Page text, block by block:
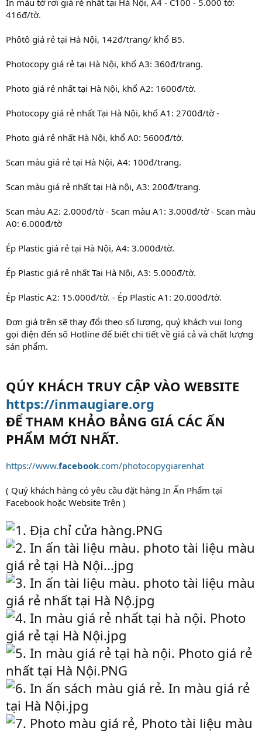
In màu tờ rơi giá rẻ nhất tại Hà Nội, A4 - C100 - 5.000 tờ:
416đ/tờ.
Phôtô giá rẻ tại Hà Nội, 142đ/trang/ khổ B5.
Photocopy giá rẻ tại Hà Nội, khổ A3: 360đ/trang.
Photo giá rẻ nhất tại Hà Nội, khổ A2: 1600đ/tờ.
Photocopy giá rẻ nhất Tại Hà Nội, khổ A1: 2700đ/tờ -
Photo giá rẻ nhất Hà Nội, khổ A0: 5600đ/tờ.
Scan màu giá rẻ tại Hà Nội, A4: 100đ/trang.
Scan màu giá rẻ nhất tại Hà nội, A3: 200đ/trang.
Scan màu A2: 2.000đ/tờ - Scan màu A1: 3.000đ/tờ - Scan màu
A0: 6.000đ/tờ
Ép Plastic giá rẻ tại Hà Nội, A4: 3.000đ/tờ.
Ép Plastic giá rẻ nhất Tại Hà Nội, A3: 5.000đ/tờ.
Ép Plastic A2: 15.000đ/tờ. - Ép Plastic A1: 20.000đ/tờ.
Đơn giá trên sẽ thay đổi theo số lượng, quý khách vui long
gọi điện đến số Hotline để biết chi tiết về giá cả và chất lượng
sản phẩm.
QÚY KHÁCH TRUY CẬP VÀO WEBSITE
https://inmaugiare.org
ĐỂ THAM KHẢO BẢNG GIÁ CÁC ẤN
PHẨM MỚI NHẤT.
https://www.facebook.com/photocopygiarenhat
( Quý khách hàng có yêu cầu đặt hàng In Ấn Phẩm tại
Facebook hoặc Website Trên )